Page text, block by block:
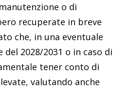
o di
recuperate in breve
che, in una eventuale
2028/2031 o in caso di
tener conto di
valutando anche